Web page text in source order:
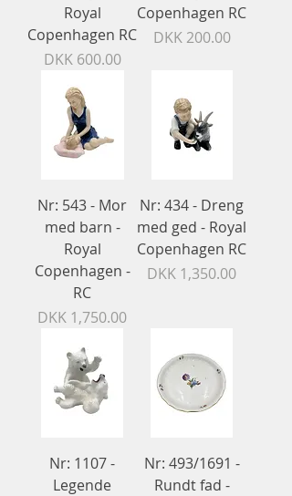
Royal
Copenhagen RC
Price
DKK 600.00
Copenhagen RC
Price
DKK 200.00
Nr: 543 - Mor
med barn -
Royal
Copenhagen -
RC
Price
DKK 1,750.00
Nr: 434 - Dreng
med ged - Royal
Copenhagen RC
Price
DKK 1,350.00
Nr: 1107 -
Legende
Nr: 493/1691 -
Rundt fad -